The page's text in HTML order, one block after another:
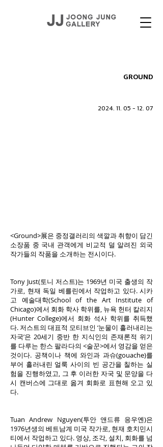
GROUND
2024. 11. 05 - 12. 07
<Ground>展은 중정갤러리의 색깔과 취향이 담긴
소장품 중 국내 관객에게 비교적 덜 알려진 외국
작가들의 작품을 소개하는 전시이다.
Tony Just(토니 저스트)는 1969년 미국 출생의 작
가로, 현재 독일 베를린에서 작업하고 있다. 시카
고 예술대학(School of the Art Institute of
Chicago)에서 회화 학사 학위를, 뉴욕 헌터 칼리지
(Hunter College)에서 회화 석사 학위를 취득했
다. 저스트의 대표적 모티브인 ‘눈물이 흘러내리는
자국’은 20세기 중반 한 지식인의 존재론적 위기
를 다루는 한스 팔라다의 <술꾼>에서 영감을 얻은
것이다. 공책이나 책에 와인과 과슈(gouache)를
부어 흘러내린 얼룩 사이의 빈 공간을 칠하는 실
험을 진행하였고, 그 후 이러한 자국 및 문양을 다
시 캔버스에 그대로 옮겨 회화로 표현해 오고 있
다.
Tuan Andrew Nguyen(투안 앤드류 응우옌)은
1976년생의 베트남계 미국 작가로, 현재 호치민시
티에서 작업하고 있다. 영상, 조각, 설치, 회화를 넘